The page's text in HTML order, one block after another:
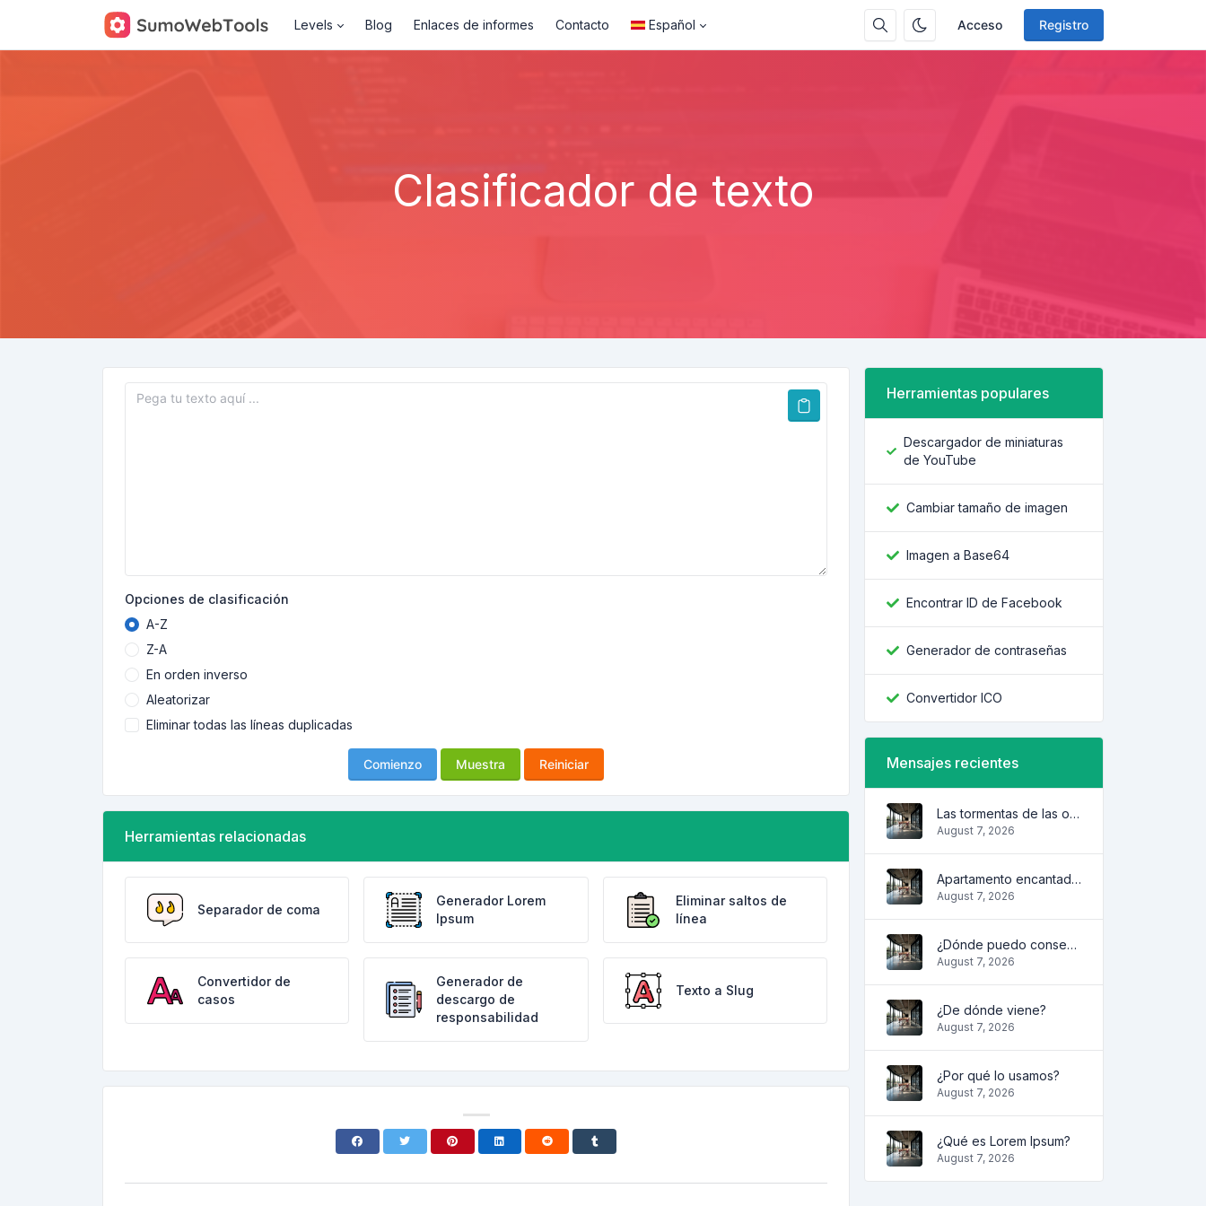
Acceso Registro
Levels Blog Enlaces de informes Contacto Español
Clasificador de texto
Opciones de clasificación
A-Z
Z-A
En orden inverso
Aleatorizar
Eliminar todas las líneas duplicadas
Comienzo Muestra Reiniciar
Herramientas relacionadas
Separador de coma
Generador Lorem
Ipsum
Eliminar saltos de
línea
Convertidor de
casos
Generador de
descargo de
responsabilidad
Texto a Slug
Herramientas populares
Descargador de miniaturas
de YouTube
Cambiar tamaño de imagen
Imagen a Base64
Encontrar ID de Facebook
Generador de contraseñas
Convertidor ICO
Mensajes recientes
Las tormentas de las olas
August 7, 2026
Apartamento encantador y acogedor
August 7, 2026
¿Dónde puedo conseguirlo?
August 7, 2026
¿De dónde viene?
August 7, 2026
¿Por qué lo usamos?
August 7, 2026
¿Qué es Lorem Ipsum?
August 7, 2026